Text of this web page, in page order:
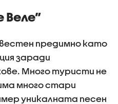
Веле”
предимно като
заради
Много туристи не
много стари
уникалната песен